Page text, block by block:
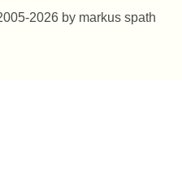
2026 by markus spath